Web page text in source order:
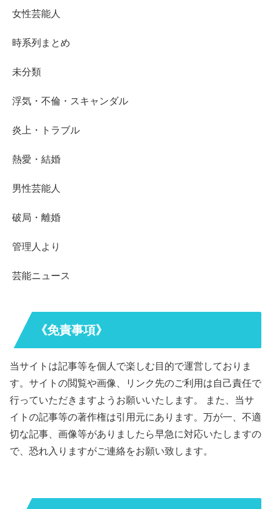
女性芸能人
時系列まとめ
未分類
浮気・不倫・スキャンダル
炎上・トラブル
熱愛・結婚
男性芸能人
破局・離婚
管理人より
芸能ニュース
《免責事項》
当サイトは記事等を個人で楽しむ目的で運営しておりま
す。サイトの閲覧や画像、リンク先のご利用は自己責任で
行っていただきますようお願いいたします。 また、当サ
イトの記事等の著作権は引用元にあります。万が一、不適
切な記事、画像等がありましたら早急に対応いたしますの
で、恐れ入りますがご連絡をお願い致します。